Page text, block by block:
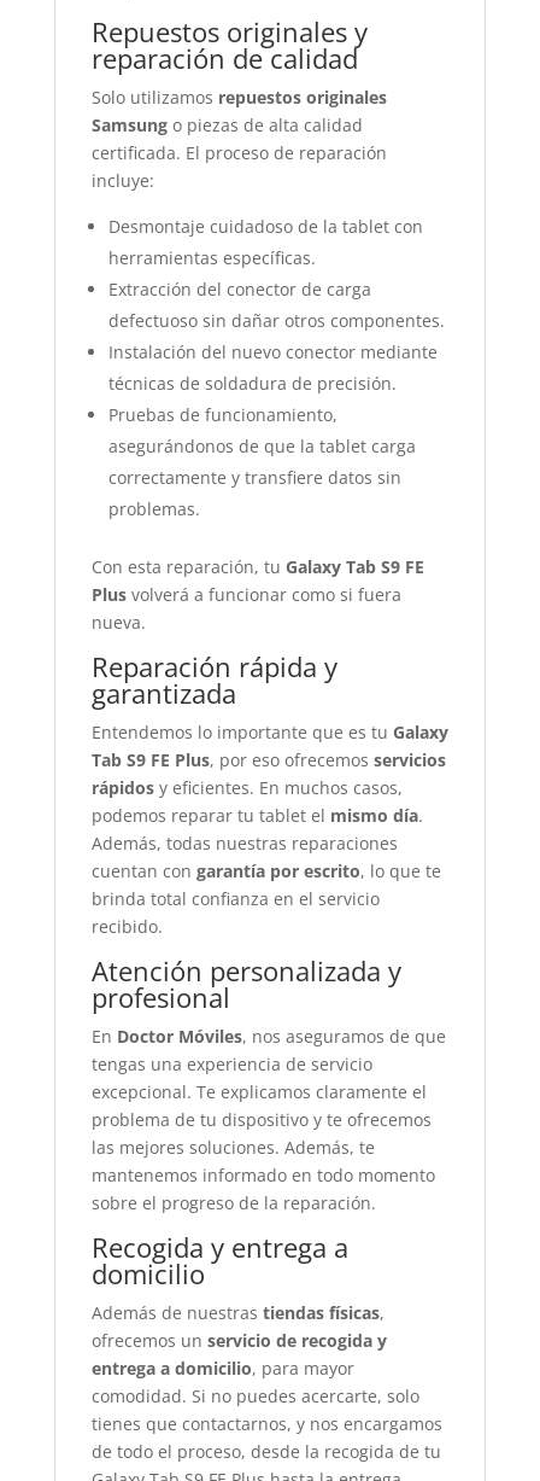
Repuestos originales y
reparación de calidad
Solo utilizamos repuestos originales
Samsungo piezas de alta calidad
certificada. El proceso de reparación
incluye:
Desmontaje cuidadoso de la tablet con
herramientas específicas.
Extracción del conector de carga
defectuoso sin dañar otros componentes.
Instalación del nuevo conector mediante
técnicas de soldadura de precisión.
Pruebas de funcionamiento,
asegurándonos de que la tablet carga
correctamente y transfiere datos sin
problemas.
Con esta reparación, tu Galaxy Tab S9 FE
Plusvolverá a funcionar como si fuera
nueva.
Reparación rápida y
garantizada
Entendemos lo importante que es tu Galaxy
Tab S9 FE Plus, por eso ofrecemos servicios
rápidosy eficientes. En muchos casos,
podemos reparar tu tablet el mismo día.
Además, todas nuestras reparaciones
cuentan con garantía por escrito, lo que te
brinda total confianza en el servicio
recibido.
Atención personalizada y
profesional
En Doctor Móviles, nos aseguramos de que
tengas una experiencia de servicio
excepcional. Te explicamos claramente el
problema de tu dispositivo y te ofrecemos
las mejores soluciones. Además, te
mantenemos informado en todo momento
sobre el progreso de la reparación.
Recogida y entrega a
domicilio
Además de nuestras tiendas físicas,
ofrecemos un servicio de recogida y
entrega a domicilio, para mayor
comodidad. Si no puedes acercarte, solo
tienes que contactarnos, y nos encargamos
de todo el proceso, desde la recogida de tu